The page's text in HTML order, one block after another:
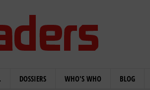
DOSSIERS WHO'S WHO BLOG